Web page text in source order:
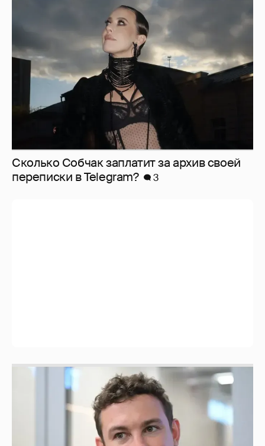
Сколько Собчак заплатит за архив своей
перeписки в Telegram?
3
Никита Кологривый высказался насчёт